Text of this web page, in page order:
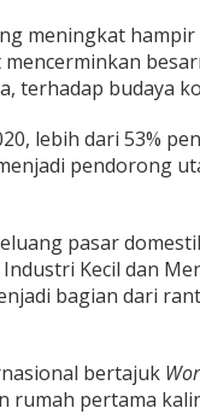
meningkat
terhadap budaya
lebih dari 53%
pendorong
pasar
Kecil dan
bagian dari
bertajuk
rumah pertama